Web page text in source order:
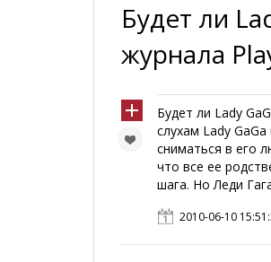
Будет ли
журнала
Будет ли Lady
слухам Lady
сниматься в его
что все ее
шага. Но Леди
2010-06-10